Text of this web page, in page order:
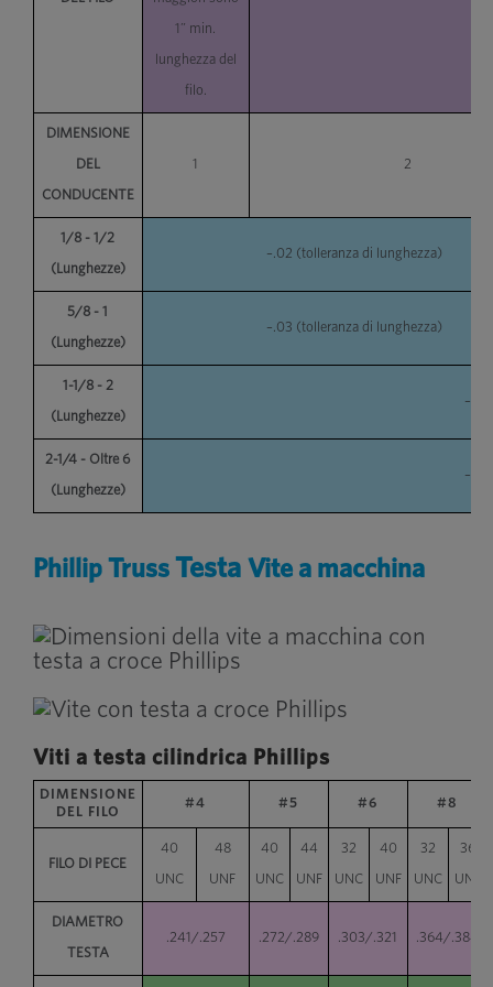
1” min.
lunghezza del
filo.
DIMENSIONE
DEL
CONDUCENTE
1 2
1/8 - 1/2
(Lunghezze)
–.02 (tolleranza di lunghezza)
5/8 - 1
(Lunghezze)
–.03 (tolleranza di lunghezza)
1-1/8 - 2
(Lunghezze)
2-1/4 - Oltre 6
(Lunghezze)
Phillip Truss Testa Vite a macchina
Viti a testa cilindrica Phillips
DIMENSIONE
DEL FILO
#4 #5 #6 #8
FILO DI PECE
40
UNC
48
UNF
40
UNC
44
UNF
32
UNC
40
UNF
32
UNC
36
UNF
DIAMETRO
TESTA
.241/.257 .272/.289 .303/.321 .364/.384